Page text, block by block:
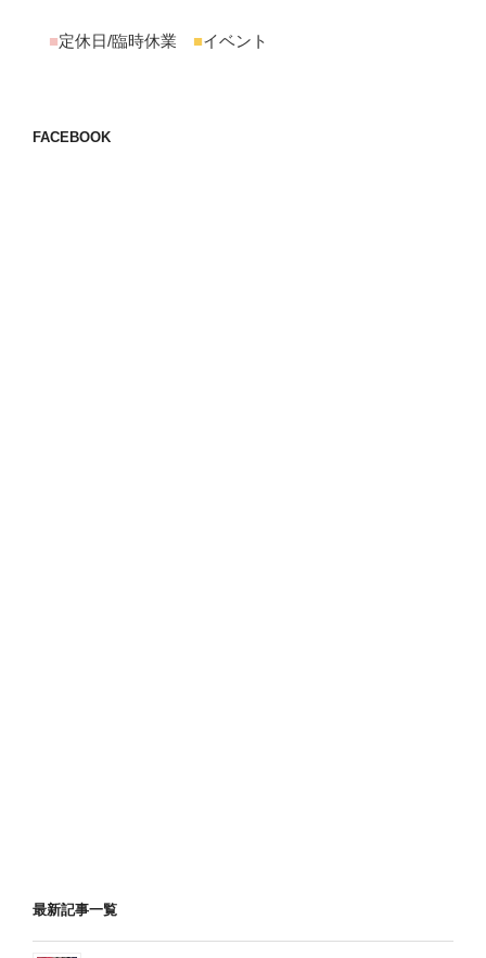
■定休日/臨時休業 ■イベント
FACEBOOK
最新記事一覧